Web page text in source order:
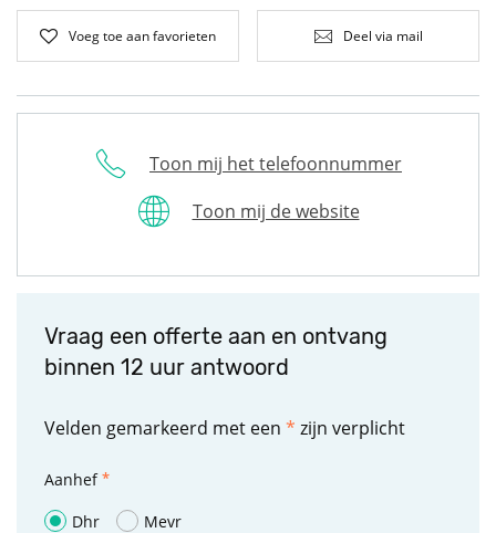
Voeg toe aan favorieten Deel via mail
Toon mij het telefoonnummer
Toon mij de website
Vraag een offerte aan en ontvang
binnen 12 uur antwoord
Velden gemarkeerd met een * zijn verplicht
Aanhef
Dhr
Mevr